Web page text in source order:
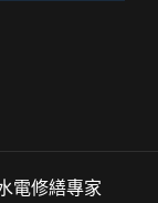
電修繕專家